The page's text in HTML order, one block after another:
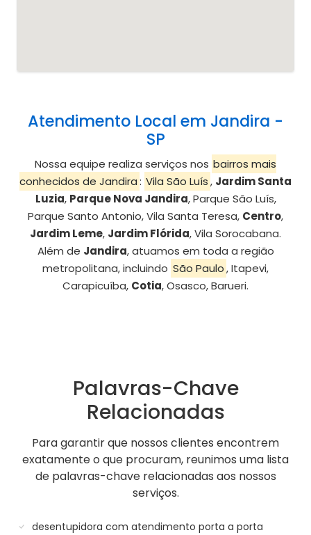
Atendimento Local em Jandira -
SP
Nossa equipe realiza serviços nos bairros mais
conhecidos de Jandira: Vila São Luís , Jardim Santa
Luzia, Parque Nova Jandira, Parque São Luís,
Parque Santo Antonio, Vila Santa Teresa, Centro,
Jardim Leme, Jardim Flórida, Vila Sorocabana.
Além de Jandira, atuamos em toda a região
metropolitana, incluindo São Paulo, Itapevi,
Carapicuíba, Cotia, Osasco, Barueri.
Palavras-Chave
Relacionadas
Para garantir que nossos clientes encontrem
exatamente o que procuram, reunimos uma lista
de palavras-chave relacionadas aos nossos
serviços.
desentupidora com atendimento porta a porta